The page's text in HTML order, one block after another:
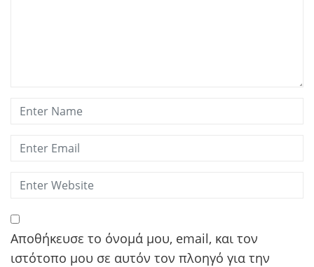
Αποθήκευσε το όνομά μου, email, και τον
ιστότοπο μου σε αυτόν τον πλοηγό για την